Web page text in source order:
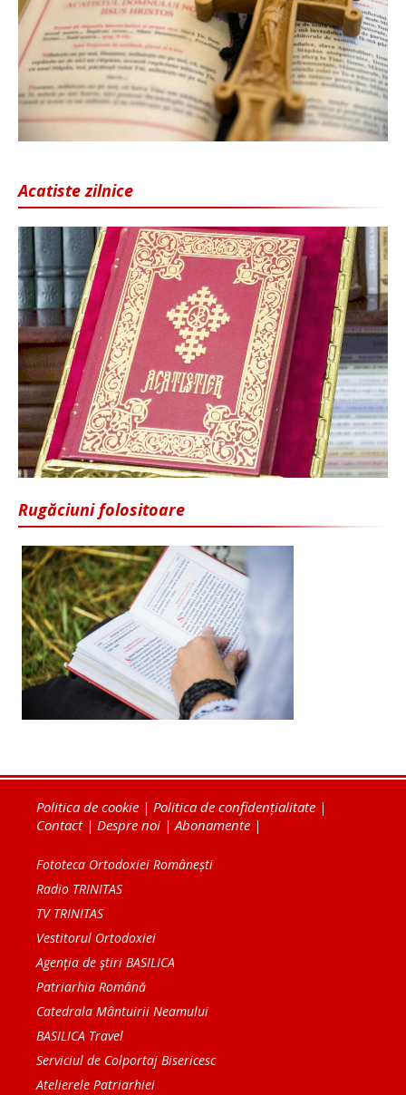
Acatiste zilnice
Rugăciuni folositoare
Politica de cookie | Politica de confidențialitate |
Contact| Despre noi |Abonamente |
Fototeca Ortodoxiei Românești
Radio TRINITAS
TV TRINITAS
Vestitorul Ortodoxiei
Agenţia de ştiri BASILICA
Patriarhia Română
Catedrala Mântuirii Neamului
BASILICA Travel
Serviciul de Colportaj Bisericesc
Atelierele Patriarhiei